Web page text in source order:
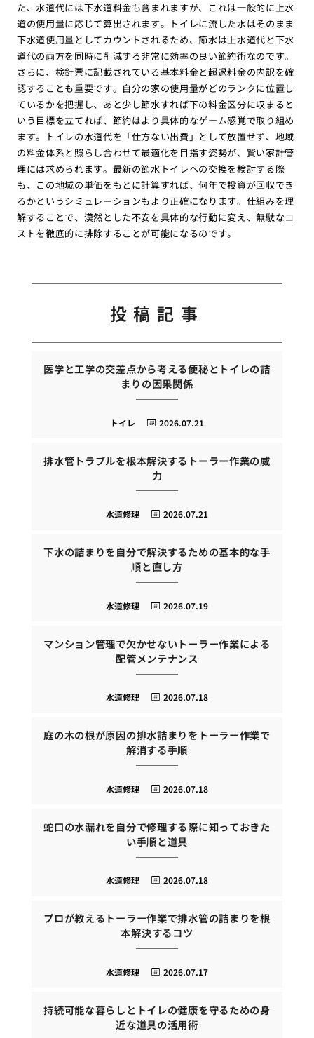
た、水道代には下水道料金も含まれますが、これは一般的に上水
道の使用量に応じて算出されます。トイレに流した水はそのまま
下水道使用量としてカウントされるため、節水は上水道代と下水
道代の両方を同時に削減する非常に効率の良い節約術なのです。
さらに、検針票に記載されている基本料金と超過料金の内訳を確
認することも重要です。自分の家の使用量がどのランクに位置し
ているかを把握し、あと少し節水すれば下の料金区分に収まると
いう目標を立てれば、節約はより具体的なゲーム感覚で取り組め
ます。トイレの水道代を「仕方ない出費」として放置せず、地域
の料金体系と照らし合わせて最適化を目指す姿勢が、賢い家計管
理には求められます。最新の節水トイレへの交換を検討する際
も、この地域の単価をもとに計算すれば、何年で投資が回収でき
るかというシミュレーションもより正確になります。仕組みを理
解することで、漠然とした不安を具体的な行動に変え、無駄なコ
ストを徹底的に排除することが可能になるのです。
投稿記事
医学と工学の交差点から考える便秘とトイレの詰
まりの因果関係
2026.07.21
トイレ
排水管トラブルを根本解決するトーラー作業の威
力
2026.07.21
水道修理
下水の詰まりを自分で解決するための基本的な手
順と直し方
2026.07.19
水道修理
マンション管理で欠かせないトーラー作業による
配管メンテナンス
2026.07.18
水道修理
庭の木の根が原因の排水詰まりをトーラー作業で
解消する手順
2026.07.18
水道修理
蛇口の水漏れを自分で修理する際に知っておきた
い手順と道具
2026.07.18
水道修理
プロが教えるトーラー作業で排水管の詰まりを根
本解決するコツ
2026.07.17
水道修理
持続可能な暮らしとトイレの健康を守るための身
近な道具の活用術